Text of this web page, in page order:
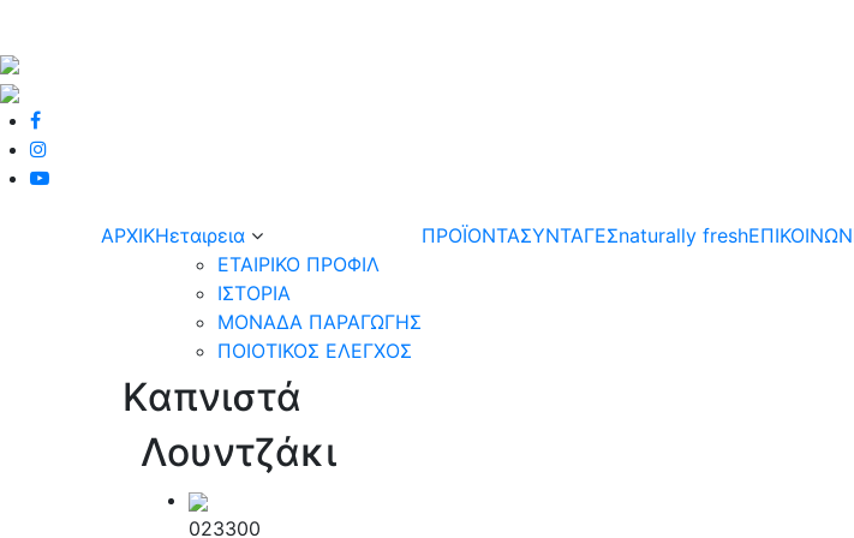
ΑΡΧΙΚΗεταιρεια
ΕΤΑΙΡΙΚΟ ΠΡΟΦΙΛ
ΙΣΤΟΡΙΑ
ΜΟΝΑΔΑ ΠΑΡΑΓΩΓΗΣ
ΠΟΙΟΤΙΚΟΣ ΕΛΕΓΧΟΣ
ΠΡΟΪΟΝΤΑΣΥΝΤΑΓΕΣnaturally fresh
Kαπνιστά
Λουντζάκι
023300